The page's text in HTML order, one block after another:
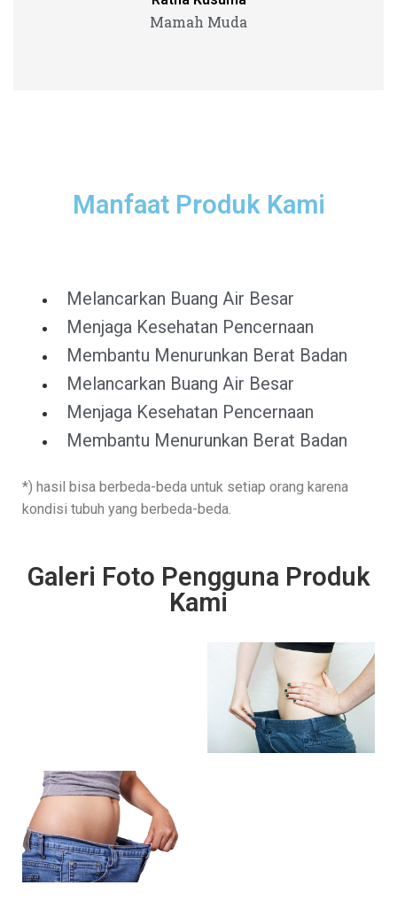
Mamah Muda
Manfaat Produk Kami
Melancarkan Buang Air Besar
Menjaga Kesehatan Pencernaan
Membantu Menurunkan Berat Badan
Melancarkan Buang Air Besar
Menjaga Kesehatan Pencernaan
Membantu Menurunkan Berat Badan
*) hasil bisa berbeda-beda untuk setiap orang karena
kondisi tubuh yang berbeda-beda.
Galeri Foto Pengguna Produk
Kami